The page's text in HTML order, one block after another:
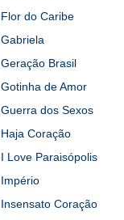
Flor do Caribe
Gabriela
Geração Brasil
Gotinha de Amor
Guerra dos Sexos
Haja Coração
I Love Paraisópolis
Império
Insensato Coração